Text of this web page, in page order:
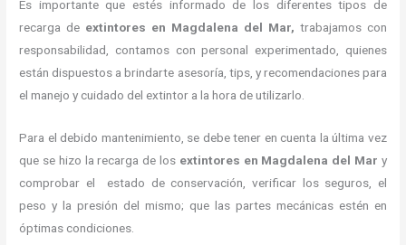
Es importante que estés informado de los diferentes tipos de
recarga de extintores en Magdalena del Mar, trabajamos con
responsabilidad, contamos con personal experimentado, quienes
están dispuestos a brindarte asesoría, tips, y recomendaciones para
el manejo y cuidado del extintor a la hora de utilizarlo.
Para el debido mantenimiento, se debe tener en cuenta la última vez
que se hizo la recarga de los extintores en Magdalena del Mar y
comprobar el estado de conservación, verificar los seguros, el
peso y la presión del mismo; que las partes mecánicas estén en
óptimas condiciones.